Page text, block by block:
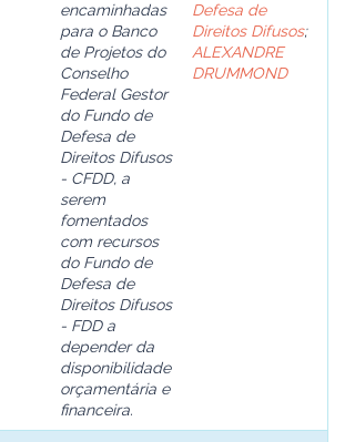
encaminhadas
para o Banco
de Projetos do
Conselho
Federal Gestor
do Fundo de
Defesa de
Direitos Difusos
- CFDD, a
serem
fomentados
com recursos
do Fundo de
Defesa de
Direitos Difusos
- FDD a
depender da
disponibilidade
orçamentária e
financeira.
Defesa de
Direitos Difusos;
ALEXANDRE
DRUMMOND